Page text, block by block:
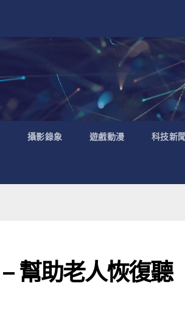
攝影錄象 遊戲動漫 科技新
幫助老人恢復聽